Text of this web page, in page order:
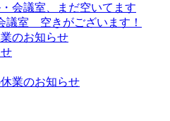
会議室、まだ空いてます
室 空きがございます！
のお知らせ
業のお知らせ